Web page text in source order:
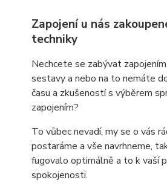
Zapojení u nás
techniky
Nechcete se zabývat
sestavy a nebo na to nemáte
času a zkušeností s výběrem
zapojením?
To vůbec nevadí, my se o vás
postaráme a vše navrhneme,
fugovalo optimálně a to k vaší
spokojenosti.